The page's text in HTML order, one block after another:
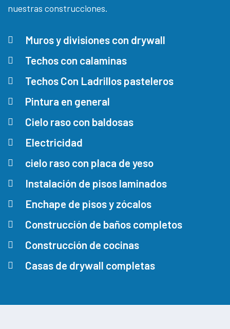
nuestras construcciones.
Muros y divisiones con drywall
Techos con calaminas
Techos Con Ladrillos pasteleros
Pintura en general
Cielo raso con baldosas
Electricidad
cielo raso con placa de yeso
Instalación de pisos laminados
Enchape de pisos y zócalos
Construcción de baños completos
Construcción de cocinas
Casas de drywall completas